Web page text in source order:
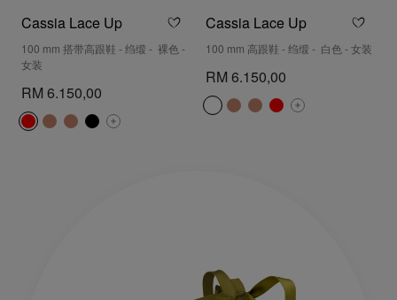
Cassia Lace Up
100 mm 搭带高跟鞋 - 绉缎 - 裸色 -
女装
RM 6.150,00
Cassia Lace Up
100 mm 高跟鞋 - 绉缎 - 白色 - 女装
RM 6.150,00